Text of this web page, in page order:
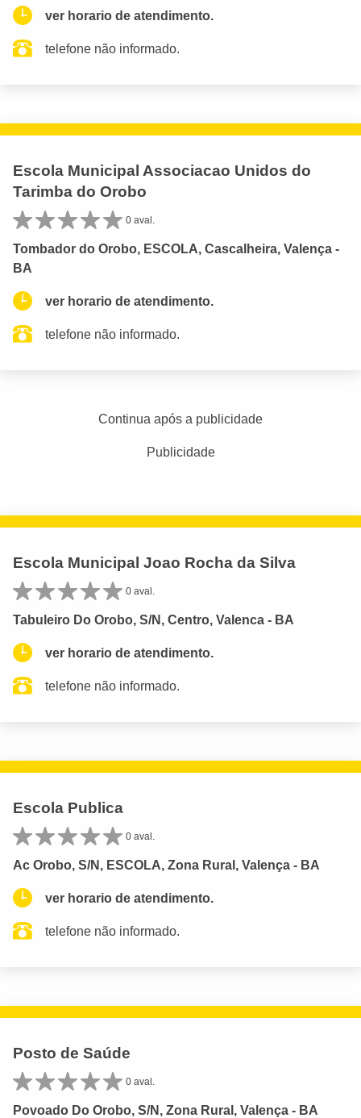
ver horario de atendimento.
telefone não informado.
Escola Municipal Associacao Unidos do
Tarimba do Orobo
0 aval.
Tombador do Orobo, ESCOLA, Cascalheira, Valença -
BA
ver horario de atendimento.
telefone não informado.
Continua após a publicidade
Publicidade
Escola Municipal Joao Rocha da Silva
0 aval.
Tabuleiro Do Orobo, S/N, Centro, Valenca - BA
ver horario de atendimento.
telefone não informado.
Escola Publica
0 aval.
Ac Orobo, S/N, ESCOLA, Zona Rural, Valença - BA
ver horario de atendimento.
telefone não informado.
Posto de Saúde
0 aval.
Povoado Do Orobo, S/N, Zona Rural, Valença - BA